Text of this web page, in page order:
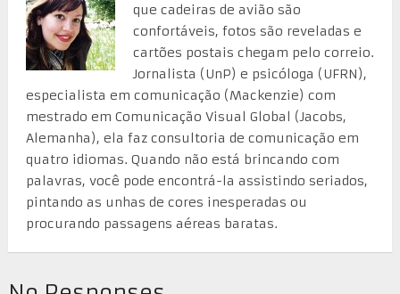
que cadeiras de avião são
confortáveis, fotos são reveladas e
cartões postais chegam pelo correio.
Jornalista (UnP) e psicóloga (UFRN),
especialista em comunicação (Mackenzie) com
mestrado em Comunicação Visual Global (Jacobs,
Alemanha), ela faz consultoria de comunicação em
quatro idiomas. Quando não está brincando com
palavras, você pode encontrá-la assistindo seriados,
pintando as unhas de cores inesperadas ou
procurando passagens aéreas baratas.